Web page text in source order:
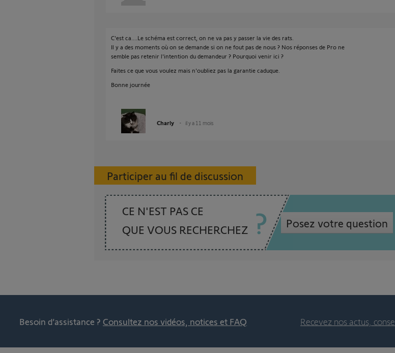
C'est ca....Le schéma est correct, on ne va pas y passer la vie des rats.
Il y a des moments où on se demande si on ne fout pas de nous ? Nos réponses de Pro ne
semble pas retenir l'intention du demandeur ? Pourquoi venir ici ?
Faites ce que vous voulez mais n'oubliez pas la garantie caduque.
Bonne journée
Charly il y a 11 mois
Participer au fil de discussion
CE N'EST PAS CE
QUE VOUS RECHERCHEZ
Posez votre question
Besoin d’assistance ? Consultez nos vidéos, notices et FAQ Recevez nos actus,